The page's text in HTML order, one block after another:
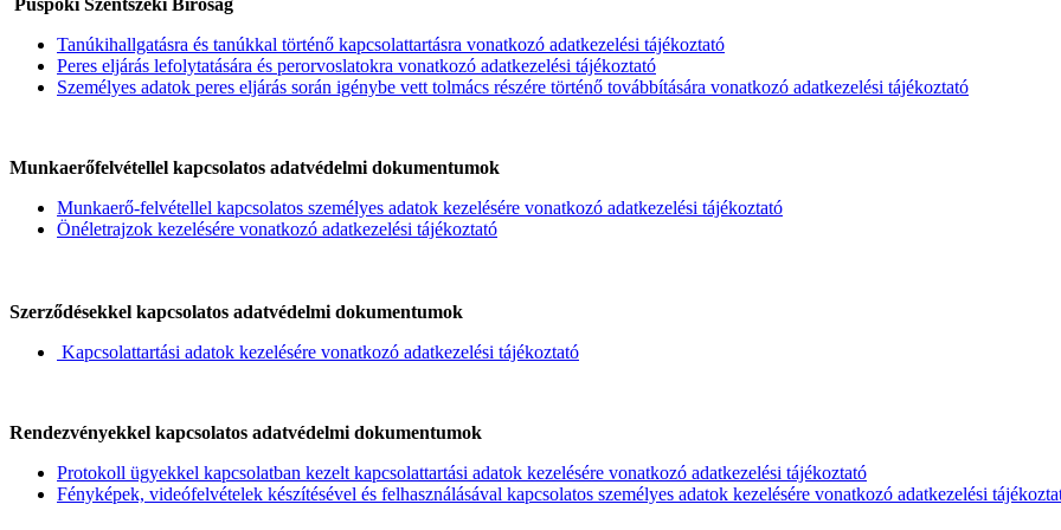
Tanúkihallgatásra és tanúkkal történő kapcsolattartásra vonatkozó adatkezelési tájékoztató
Peres eljárás lefolytatására és perorvoslatokra vonatkozó adatkezelési tájékoztató
Személyes adatok peres eljárás során igénybe vett tolmács részére történő továbbítására vonatkozó adatkezelési tájékoztató
Munkaerőfelvétellel kapcsolatos adatvédelmi dokumentumok
Munkaerő-felvétellel kapcsolatos személyes adatok kezelésére vonatkozó adatkezelési tájékoztató
Önéletrajzok kezelésére vonatkozó adatkezelési tájékoztató
Szerződésekkel kapcsolatos adatvédelmi dokumentumok
Kapcsolattartási adatok kezelésére vonatkozó adatkezelési tájékoztató
Rendezvényekkel kapcsolatos adatvédelmi dokumentumok
Protokoll ügyekkel kapcsolatban kezelt kapcsolattartási adatok kezelésére vonatkozó adatkezelési tájékoztató
Fényképek, videófelvételek készítésével és felhasználásával kapcsolatos személyes adatok kezelésére vonatkozó adatkezelési